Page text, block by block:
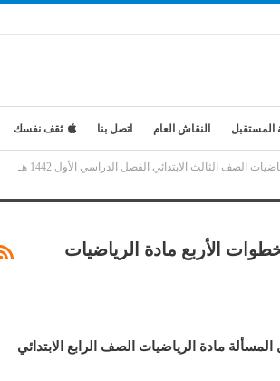
المستقبل النقاش العام اتصل بنا ثقف نفسك
الثالث الابتدائي الفصل الدراسي الأول 1442 هـ
الأربع مادة الرياضيات
مادة الرياضيات الصف الرابع الابتدائي